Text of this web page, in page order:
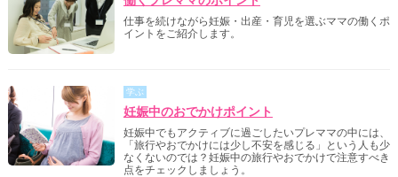
仕事を続けながら妊娠・出産・育児を選ぶママの働くポ
イントをご紹介します。
学ぶ
妊娠中のおでかけポイント
妊娠中でもアクティブに過ごしたいプレママの中には、
「旅行やおでかけには少し不安を感じる」という人も少
なくないのでは？妊娠中の旅行やおでかけで注意すべき
点をチェックしましょう。